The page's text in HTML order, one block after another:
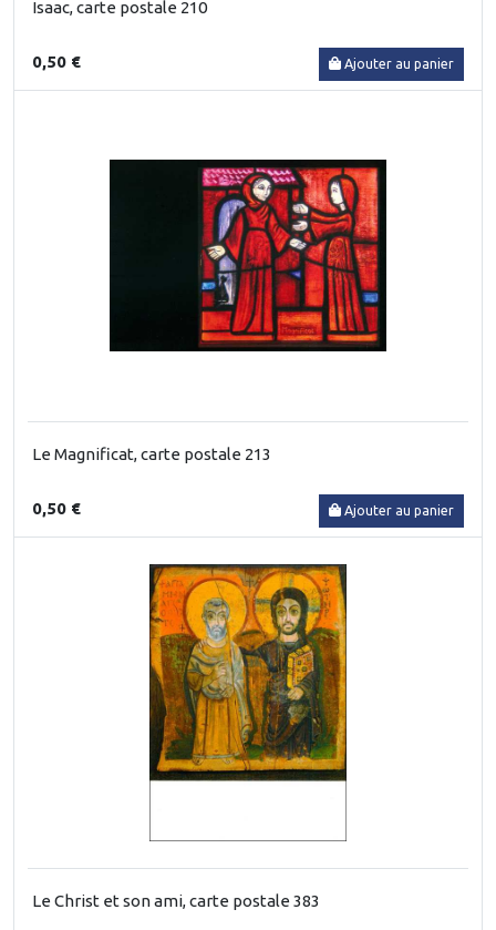
Isaac, carte postale 210
0,50 € Ajouter au panier
Le Magnificat, carte postale 213
0,50 € Ajouter au panier
Le Christ et son ami, carte postale 383